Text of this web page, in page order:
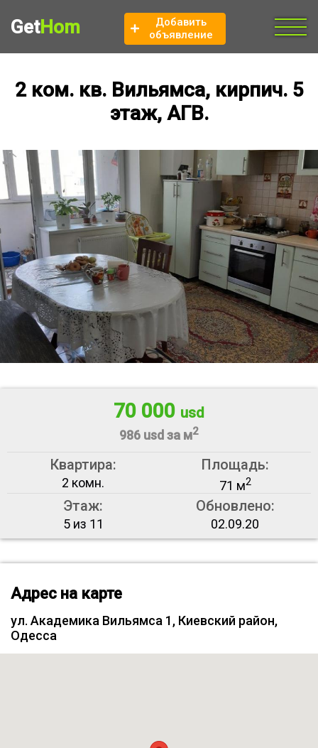
GetHom
Добавить
объявление
2 ком. кв. Вильямса, кирпич. 5
этаж, АГВ.
70 000 usd
986 usd за м2
Квартира:
2 комн.
Площадь:
71 м2
Этаж:
5 из 11
Обновлено:
02.09.20
Адрес на карте
ул. Академика Вильямса 1, Киевский район,
Одесса